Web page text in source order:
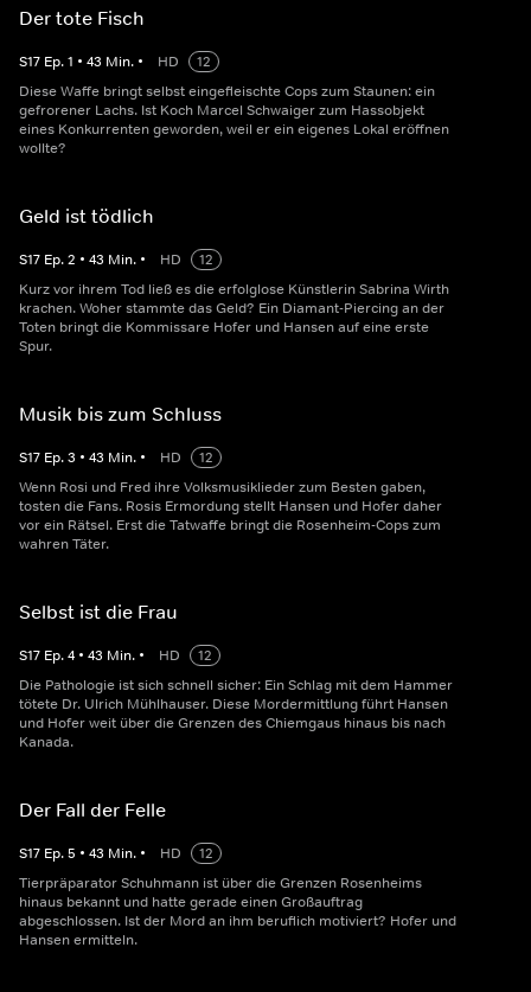
Der tote Fisch
S17 Ep.1 • 43 Min. • HD
12
Diese Waffe bringt selbst eingefleischte Cops zum Staunen: ein
gefrorener Lachs. Ist Koch Marcel Schwaiger zum Hassobjekt
eines Konkurrenten geworden, weil er ein eigenes Lokal eröffnen
wollte?
Geld ist tödlich
S17 Ep.2 • 43 Min. • HD
12
Kurz vor ihrem Tod ließ es die erfolglose Künstlerin Sabrina Wirth
krachen. Woher stammte das Geld? Ein Diamant-Piercing an der
Toten bringt die Kommissare Hofer und Hansen auf eine erste
Spur.
Musik bis zum Schluss
S17 Ep.3 • 43 Min. • HD
12
Wenn Rosi und Fred ihre Volksmusiklieder zum Besten gaben,
tosten die Fans. Rosis Ermordung stellt Hansen und Hofer daher
vor ein Rätsel. Erst die Tatwaffe bringt die Rosenheim-Cops zum
wahren Täter.
Selbst ist die Frau
S17 Ep.4 • 43 Min. • HD
12
Die Pathologie ist sich schnell sicher: Ein Schlag mit dem Hammer
tötete Dr. Ulrich Mühlhauser. Diese Mordermittlung führt Hansen
und Hofer weit über die Grenzen des Chiemgaus hinaus bis nach
Kanada.
Der Fall der Felle
S17 Ep.5 • 43 Min. • HD
12
Tierpräparator Schuhmann ist über die Grenzen Rosenheims
hinaus bekannt und hatte gerade einen Großauftrag
abgeschlossen. Ist der Mord an ihm beruflich motiviert? Hofer und
Hansen ermitteln.